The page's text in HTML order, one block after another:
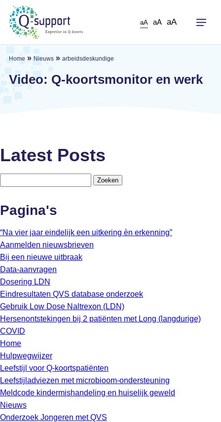
Skip
main
content
aA aA aA
Home » Nieuws» arbeidsdeskundige
Video: Q-koortsmonitor en werk
Latest Posts
Pagina's
“Na vier jaar eindelijk een uitkering èn erkenning”
Aanmelden nieuwsbrieven
Bij een nieuwe uitbraak
Data-aanvragen
Dosering LDN
Eindresultaten QVS database onderzoek
Gebruik Low Dose Naltrexon (LDN)
Hersenontstekingen bij 2 patiënten met Long (langdurige)
COVID
Home
Hulpwegwijzer
Leefstijl voor Q-koortspatiënten
Leefstijladviezen met microbioom-ondersteuning
Meldcode kindermishandeling en huiselijk geweld
Nieuws
Onderzoek Jongeren met QVS